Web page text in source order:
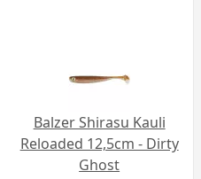
Balzer Shirasu Kauli
Reloaded 12,5cm - Dirty
Ghost